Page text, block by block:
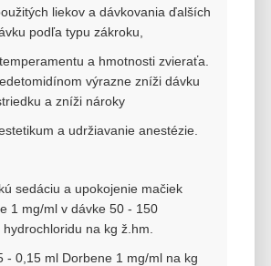
liekov a dávkovania ďalších
podľa typu zákroku,
a hmotnosti zvieraťa.
výrazne zníži dávku
a zníži nároky
a udržiavanie anestézie.
sedáciu a upokojenie mačiek
1 mg/ml v dávke 50 - 150
na kg ž.hm.
- 0,15 ml Dorbene 1 mg/ml na kg